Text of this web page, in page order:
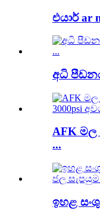
එයාර් ar
අධි පීඩනය
AFK
...
ඉහළ